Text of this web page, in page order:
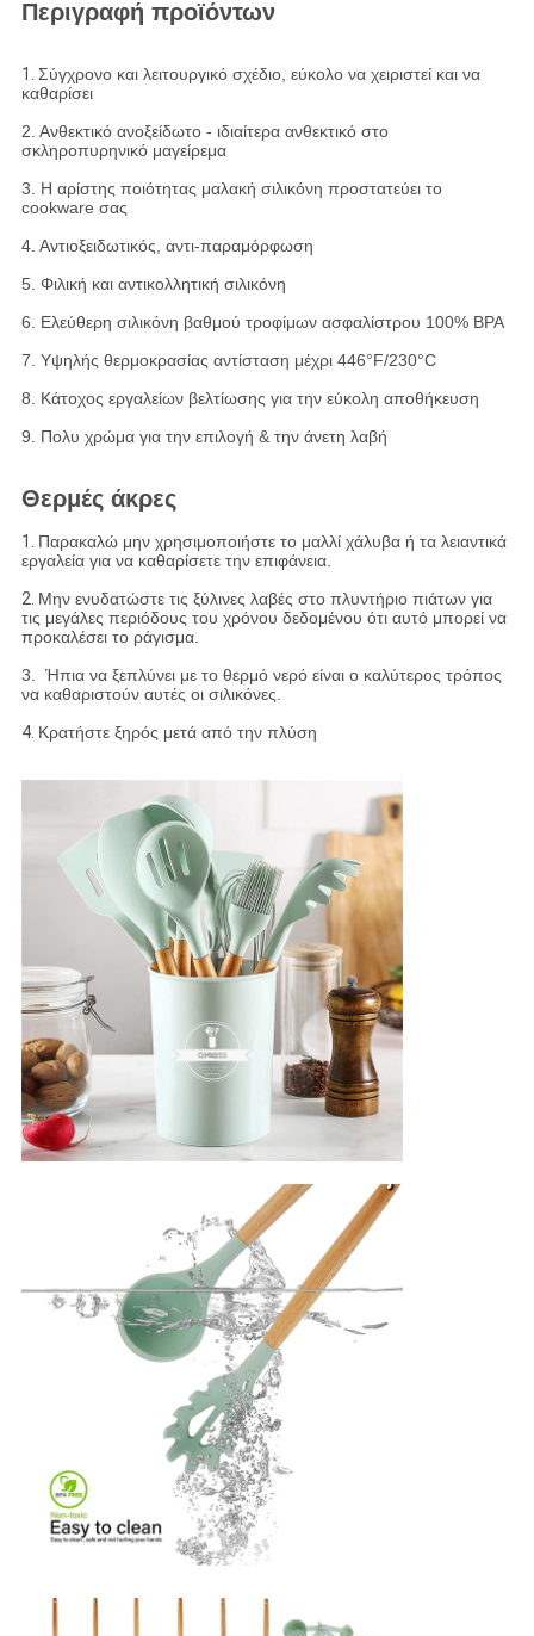
Περιγραφή προϊόντων
1. Σύγχρονο και λειτουργικό σχέδιο, εύκολο να χειριστεί και να
καθαρίσει
2. Ανθεκτικό ανοξείδωτο - ιδιαίτερα ανθεκτικό στο
σκληροπυρηνικό μαγείρεμα
3. Η αρίστης ποιότητας μαλακή σιλικόνη προστατεύει το
cookware σας
4. Αντιοξειδωτικός, αντι-παραμόρφωση
5. Φιλική και αντικολλητική σιλικόνη
6. Ελεύθερη σιλικόνη βαθμού τροφίμων ασφαλίστρου 100% BPA
7. Υψηλής θερμοκρασίας αντίσταση μέχρι 446°F/230°C
8. Κάτοχος εργαλείων βελτίωσης για την εύκολη αποθήκευση
9. Πολυ χρώμα για την επιλογή & την άνετη λαβή
Θερμές άκρες
1. Παρακαλώ μην χρησιμοποιήστε το μαλλί χάλυβα ή τα λειαντικά
εργαλεία για να καθαρίσετε την επιφάνεια.
2. Μην ενυδατώστε τις ξύλινες λαβές στο πλυντήριο πιάτων για
τις μεγάλες περιόδους του χρόνου δεδομένου ότι αυτό μπορεί να
προκαλέσει το ράγισμα.
3. Ήπια να ξεπλύνει με το θερμό νερό είναι ο καλύτερος τρόπος
να καθαριστούν αυτές οι σιλικόνες.
4. Κρατήστε ξηρός μετά από την πλύση